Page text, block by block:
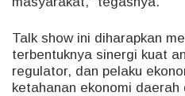
Talk show ini diharapkan
terbentuknya sinergi kuat
regulator, dan pelaku
ketahanan ekonomi daerah